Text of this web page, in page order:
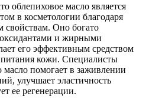
облепиховое масло является
в косметологии благодаря
свойствам. Оно богато
и жирными
его эффективным средством
кожи. Специалисты
масло помогает в заживлении
улучшает эластичность
ее регенерации.